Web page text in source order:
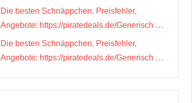
Die besten Schnäppchen, Preisfehler,
Angebote: https://piratedeals.de/Generisch …
Die besten Schnäppchen, Preisfehler,
Angebote: https://piratedeals.de/Generisch …